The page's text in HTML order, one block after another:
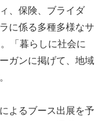
、保険、ブライダ
に係る多種多様なサ
「暮らしに社会に
ガンに掲げて、地域
よるブース出展を予